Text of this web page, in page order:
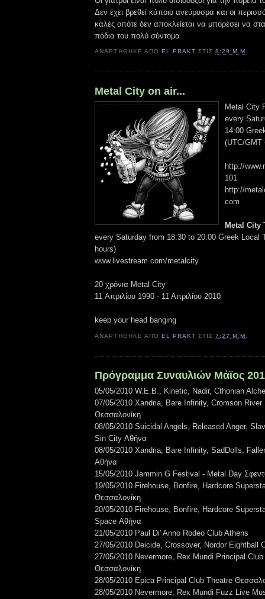
Δεν έχει βρεθεί κάποιο ανεύρυσμα και οι
καλές οπότε δεν αποκλείεται να μπορέσει να
πόδια του πολύ σύντομα.
ΑΝΑΡΤΉΘΗΚΕ ΑΠΌEL PRAKT ΣΤΙΣ8:29 Μ.Μ.
Metal City on air...
Metal City
every
14:00
(UTC/GMT
http://
101
http://
com
Metal City
every Saturday from 18:30 to 20:00 Greek Local
hours)
www.livestream.com/metalcity
20 χρόνια Metal City
11 Απριλίου 1990 - 11 Απριλίου 2010
keep your head banging
ΑΝΑΡΤΉΘΗΚΕ ΑΠΌEL PRAKT ΣΤΙΣ7:27 Μ.Μ.
Πρόγραμμα Συναυλιών Μάϊος
05/05/2010 W.E.B., Kinetic, Nadir, Cthonian
07/05/2010 Xandria, Bare Infinity, Cromson River
Θεσσαλονίκη
08/05/2010 Suicidal Angels, Released Anger,
Sin City Αθήνα
08/05/2010 Xandria, Bare Infinity, SadDolls,
Αθήνα
15/05/2010 Jammin G Festival - Metal Day
19/05/2010 Firehouse, Bonfire, Hardcore
Θεσσαλονίκη
20/05/2010 Firehouse, Bonfire, Hardcore
Space Αθήνα
21/05/2010 Paul Di' Anno Rodeo Club Athens
27/05/2010 Deicide, Crossover, Nordor Eightball
27/05/2010 Nevermore, Rex Mundi Principal
Θεσσαλονίκη
28/05/2010 Epica Principal Club Theatre
28/05/2010 Nevermore, Rex Mundi Fuzz Live